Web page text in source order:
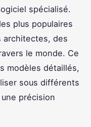
spécialisé.
plus populaires
architectes, des
le monde. Ce
modèles détaillés,
sous différents
précision